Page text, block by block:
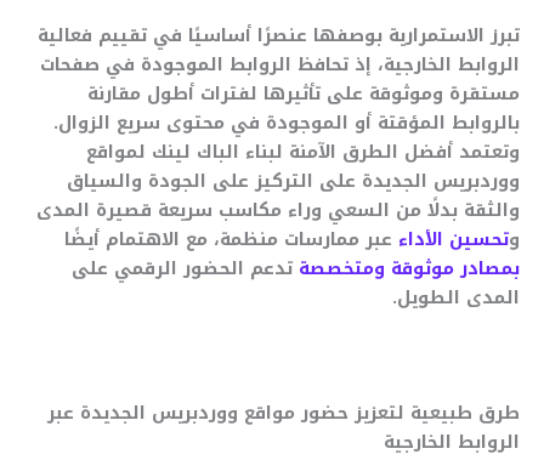
تبرز الاستمرارية بوصفها عنصرًا أساسيًا في تقييم فعالية
الروابط الخارجية، إذ تحافظ الروابط الموجودة في صفحات
مستقرة وموثوقة على تأثيرها لفترات أطول مقارنة
بالروابط المؤقتة أو الموجودة في محتوى سريع الزوال.
وتعتمد أفضل الطرق الآمنة لبناء الباك لينك لمواقع
ووردبريس الجديدة على التركيز على الجودة والسياق
والثقة بدلًا من السعي وراء مكاسب سريعة قصيرة المدى
وتحسين الأداء عبر ممارسات منظمة، مع الاهتمام أيضًا
بمصادر موثوقة ومتخصصة تدعم الحضور الرقمي على
المدى الطويل.
طرق طبيعية لتعزيز حضور مواقع ووردبريس الجديدة عبر
الروابط الخارجية